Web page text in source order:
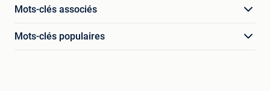
Mots-clés associés
Mots-clés populaires